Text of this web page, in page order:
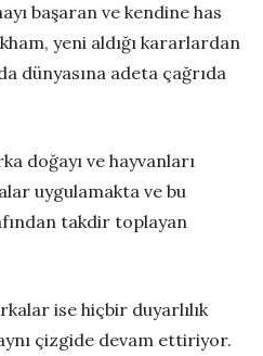
başaran ve kendine has
yeni aldığı kararlardan
dünyasına adeta çağrıda
doğayı ve hayvanları
uygulamakta ve bu
takdir toplayan
ise hiçbir duyarlılık
çizgide devam ettiriyor.